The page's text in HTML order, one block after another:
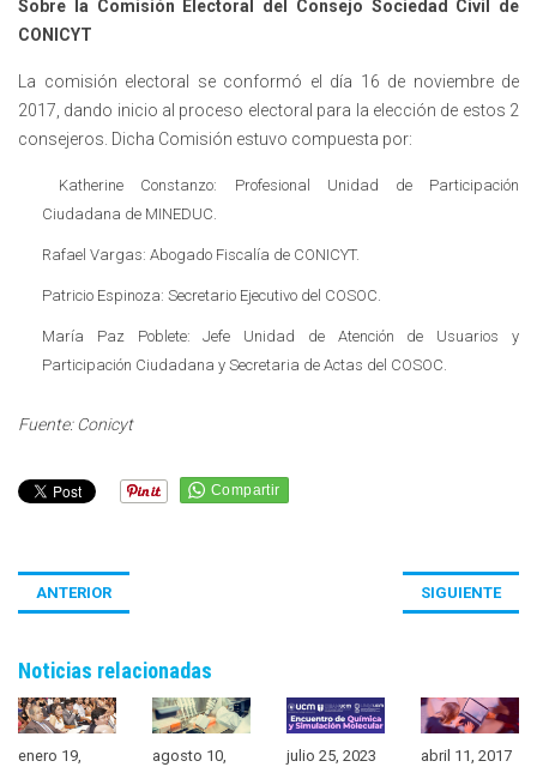
Sobre la Comisión Electoral del Consejo Sociedad Civil de
CONICYT
La comisión electoral se conformó el día 16 de noviembre de
2017, dando inicio al proceso electoral para la elección de estos 2
consejeros. Dicha Comisión estuvo compuesta por:
Katherine Constanzo: Profesional Unidad de Participación
Ciudadana de MINEDUC.
Rafael Vargas: Abogado Fiscalía de CONICYT.
Patricio Espinoza: Secretario Ejecutivo del COSOC.
María Paz Poblete: Jefe Unidad de Atención de Usuarios y
Participación Ciudadana y Secretaria de Actas del COSOC.
Fuente: Conicyt
ANTERIOR SIGUIENTE
Noticias relacionadas
enero 19,
agosto 10,
julio 25, 2023 abril 11, 2017